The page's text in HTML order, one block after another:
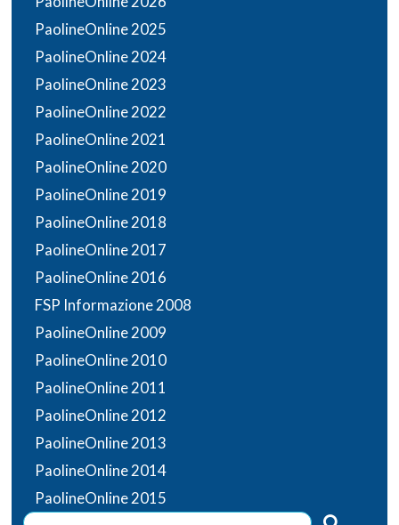
PaolineOnline 2025
PaolineOnline 2024
PaolineOnline 2023
PaolineOnline 2022
PaolineOnline 2021
PaolineOnline 2020
PaolineOnline 2019
PaolineOnline 2018
PaolineOnline 2017
PaolineOnline 2016
FSP Informazione 2008
PaolineOnline 2009
PaolineOnline 2010
PaolineOnline 2011
PaolineOnline 2012
PaolineOnline 2013
PaolineOnline 2014
PaolineOnline 2015